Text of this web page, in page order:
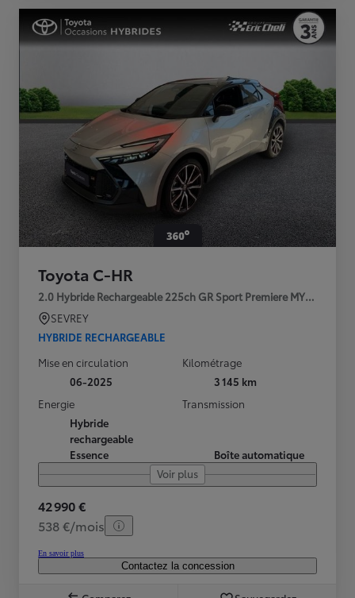
Toyota C-HR
2.0 Hybride Rechargeable 225ch GR Sport Premiere MY25
SEVREY
HYBRIDE RECHARGEABLE
Mise en circulation
06-2025
Kilométrage
3 145 km
Energie
Hybride
rechargeable
Essence
Transmission
Boîte automatique
Voir plus
42 990 €
538 €/mois
En savoir plus
Contactez la concession